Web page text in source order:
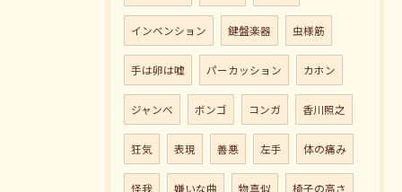
インベンション 鍵盤楽器 虫様筋
手は卵は嘘 パーカッション カホン
ジャンべ ボンゴ コンガ 香川照之
狂気 表現 善悪 左手 体の痛み
怪我 嫌いな曲 物真似 椅子の高さ